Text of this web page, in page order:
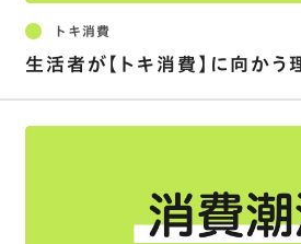
トキ消費
生活者が【トキ消費】に向かう